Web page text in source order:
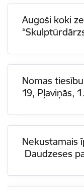
Augoši koki
Nomas
19, Pļaviņās,
Nekustamais
Daudzeses